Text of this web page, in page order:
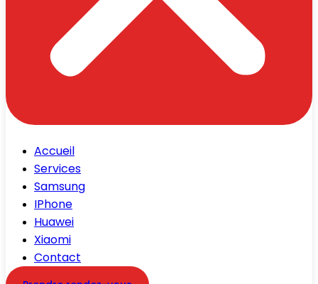
Accueil
Services
Samsung
IPhone
Huawei
Xiaomi
Contact